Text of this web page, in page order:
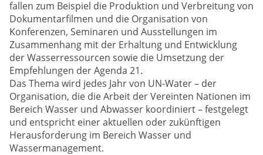
fallen zum Beispiel die Produktion und Verbreitung von
Dokumentarfilmen und die Organisation von
Konferenzen, Seminaren und Ausstellungen im
Zusammenhang mit der Erhaltung und Entwicklung
der Wasserressourcen sowie die Umsetzung der
Empfehlungen der Agenda 21.
Das Thema wird jedes Jahr von UN-Water – der
Organisation, die die Arbeit der Vereinten Nationen im
Bereich Wasser und Abwasser koordiniert – festgelegt
und entspricht einer aktuellen oder zukünftigen
Herausforderung im Bereich Wasser und
Wassermanagement.